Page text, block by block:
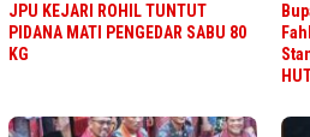
JPU KEJARI ROHIL TUNTUT
PIDANA MATI PENGEDAR SABU 80
KG